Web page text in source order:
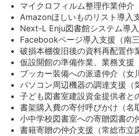
マイクロフィルム整理作業仲介
Amazonほしいものリスト導入
Next-L Enju図書館システム導入
Facebookページ導入支援（南三
破損本棚復旧後の資料再配置作
仮設開館の準備作業、業務支援
ブッカー装備への派遣仲介（女
パソコン周辺機器の調達支援（
子ども図書室建設資金提供者と
書架購入費の寄付呼びかけ（名
小中学校図書室への寄贈図書の
書籍寄贈の仲介支援（常総市立